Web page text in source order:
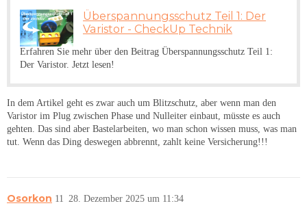
Überspannungsschutz Teil 1: Der
Varistor - CheckUp Technik
Erfahren Sie mehr über den Beitrag Überspannungsschutz Teil 1:
Der Varistor. Jetzt lesen!
In dem Artikel geht es zwar auch um Blitzschutz, aber wenn man den
Varistor im Plug zwischen Phase und Nulleiter einbaut, müsste es auch
gehten. Das sind aber Bastelarbeiten, wo man schon wissen muss, was man
tut. Wenn das Ding deswegen abbrennt, zahlt keine Versicherung!!!
Osorkon 28. Dezember 2025 um 11:34
11